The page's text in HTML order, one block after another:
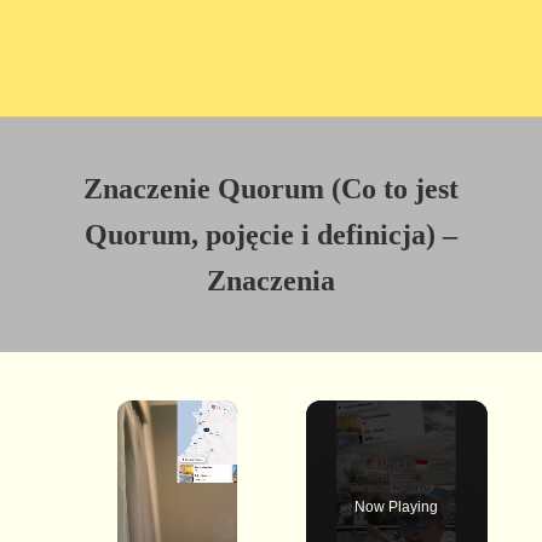
Znaczenie Quorum (Co to jest
Quorum, pojęcie i definicja) –
Znaczenia
×
Now Playing